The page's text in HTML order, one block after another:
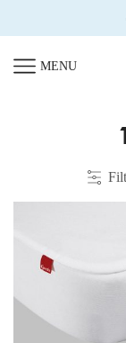
MENU